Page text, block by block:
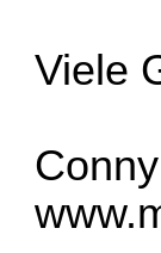
Viele